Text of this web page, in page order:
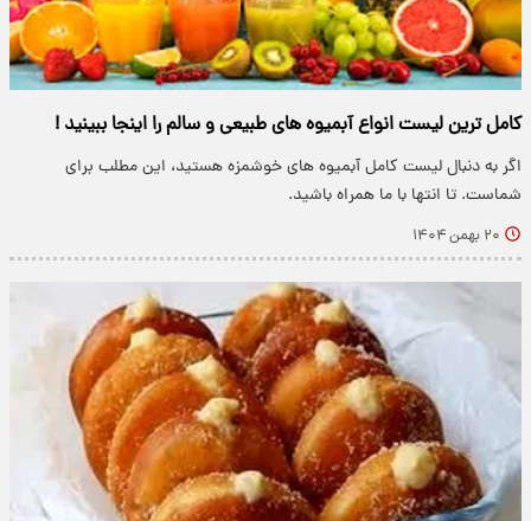
کامل ترین لیست انواع آبمیوه های طبیعی و سالم را اینجا ببینید !
اگر به دنبال لیست کامل آبمیوه های خوشمزه هستید، این مطلب برای
شماست. تا انتها با ما همراه باشید.
۲۰ بهمن ۱۴۰۴